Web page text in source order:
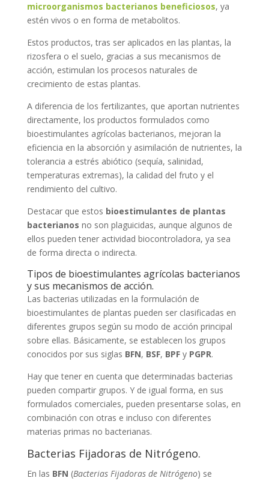
microorganismos bacterianos beneficiosos, ya
estén vivos o en forma de metabolitos.
Estos productos, tras ser aplicados en las plantas, la
rizosfera o el suelo, gracias a sus mecanismos de
acción, estimulan los procesos naturales de
crecimiento de estas plantas.
A diferencia de los fertilizantes, que aportan nutrientes
directamente, los productos formulados como
bioestimulantes agrícolas bacterianos, mejoran la
eficiencia en la absorción y asimilación de nutrientes, la
tolerancia a estrés abiótico (sequía, salinidad,
temperaturas extremas), la calidad del fruto y el
rendimiento del cultivo.
Destacar que estos bioestimulantes de plantas
bacterianos no son plaguicidas, aunque algunos de
ellos pueden tener actividad biocontroladora, ya sea
de forma directa o indirecta.
Tipos de bioestimulantes agrícolas bacterianos
y sus mecanismos de acción.
Las bacterias utilizadas en la formulación de
bioestimulantes de plantas pueden ser clasificadas en
diferentes grupos según su modo de acción principal
sobre ellas. Básicamente, se establecen los grupos
conocidos por sus siglas BFN, BSF, BPFy PGPR.
Hay que tener en cuenta que determinadas bacterias
pueden compartir grupos. Y de igual forma, en sus
formulados comerciales, pueden presentarse solas, en
combinación con otras e incluso con diferentes
materias primas no bacterianas.
Bacterias Fijadoras de Nitrógeno.
En las BFN (Bacterias Fijadoras de Nitrógeno) se